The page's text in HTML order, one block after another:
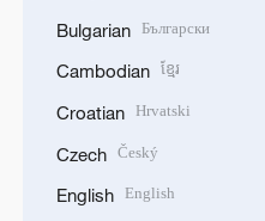
Bulgarian Български
Cambodian ខ្មែរ
Croatian Hrvatski
Czech Český
English English